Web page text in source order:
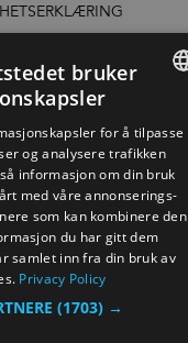
COOKIES
NORWEGIAN
GERMAN
bruker
for å tilpasse
og analysere trafikken
informasjon om din bruk
med våre annonserings-
som kan kombinere den
du har gitt dem
samlet inn fra din bruk av
Privacy Policy
(1703) →